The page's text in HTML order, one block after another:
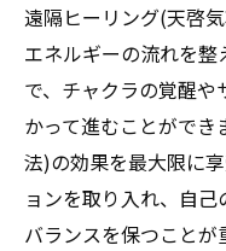
遠隔ヒーリング(天啓
エネルギーの流れを
で、チャクラの覚醒
かって進むことがで
法)の効果を最大限に
ョンを取り入れ、自
バランスを保つこと